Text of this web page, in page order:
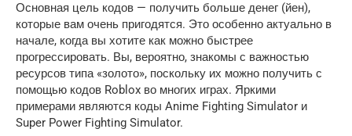
Основная цель кодов — получить больше денег (йен),
которые вам очень пригодятся. Это особенно актуально в
начале, когда вы хотите как можно быстрее
прогрессировать. Вы, вероятно, знакомы с важностью
ресурсов типа «золото», поскольку их можно получить с
помощью кодов Roblox во многих играх. Яркими
примерами являются коды Anime Fighting Simulator и
Super Power Fighting Simulator.